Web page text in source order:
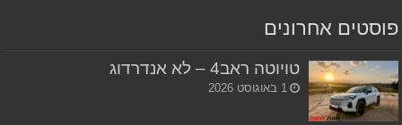
אחרונים
טויוטה ראב4 – לא אנדרדוג
1 באוגוסט 2026